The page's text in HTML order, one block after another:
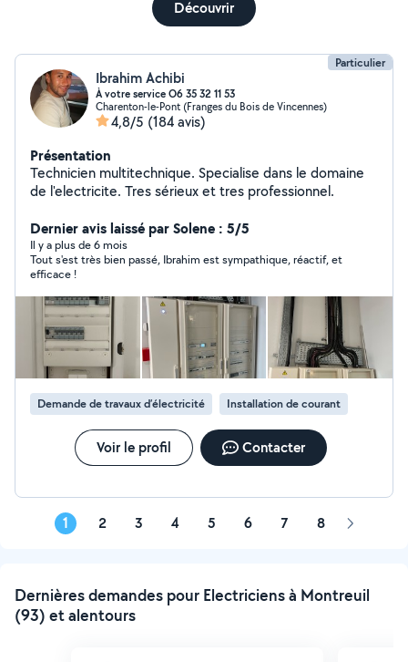
Découvrir
Particulier
Ibrahim Achibi
À votre service O6 35 32 11 53
Charenton-le-Pont (Franges du Bois de Vincennes)
4,8/5 (184 avis)
Présentation
Technicien multitechnique. Specialise dans le domaine
de l'electricite. Tres sérieux et tres professionnel.
Dernier avis laissé par Solene : 5/5
Il y a plus de 6 mois
Tout s'est très bien passé, Ibrahim est sympathique, réactif, et
efficace !
Demande de travaux d’électricité Installation de courant
Voir le profil Contacter
1 2 3 4 5 6 7 8 Page
Dernières demandes pour Electriciens à Montreuil
(93) et alentours